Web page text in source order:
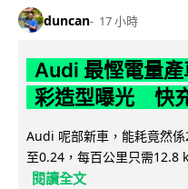
duncan 17 小時
Audi 最慳電量
彩造型曝光 快
Audi 呢部新車，能耗竟然
至0.24，每百公里只需12.8
閱讀全文